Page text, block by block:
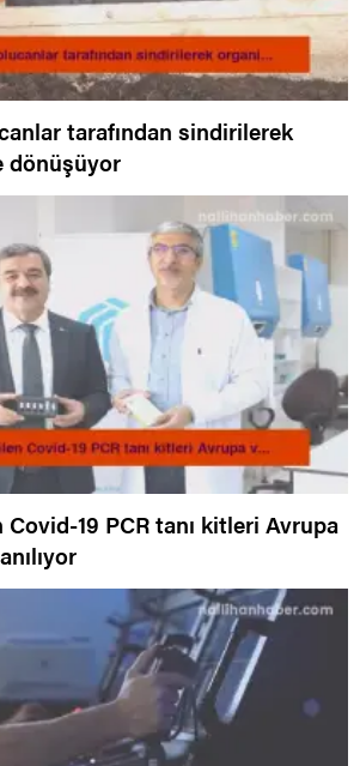
tarafından sindirilerek
dönüşüyor
19 PCR tanı kitleri Avrupa